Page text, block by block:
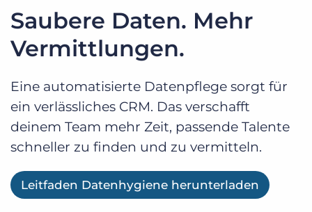
Saubere Daten. Mehr
Vermittlungen.
Eine automatisierte Datenpflege sorgt für
ein verlässliches CRM. Das verschafft
deinem Team mehr Zeit, passende Talente
schneller zu finden und zu vermitteln.
Leitfaden Datenhygiene herunterladen